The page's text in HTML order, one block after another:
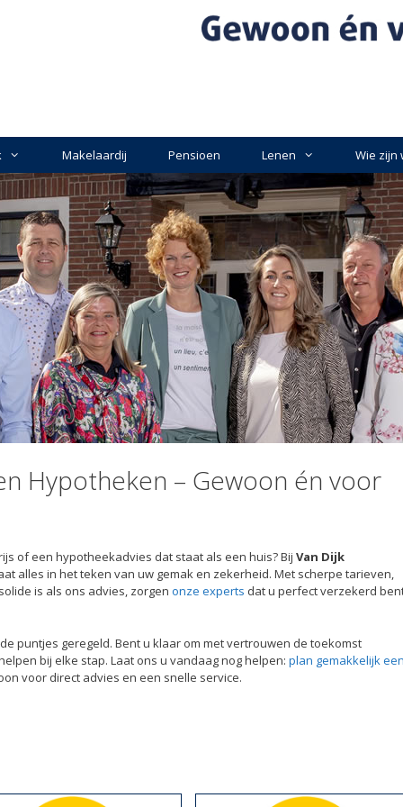
Makelaardij Pensioen Lenen Wie zijn
Hypotheken – Gewoon én voor
of een hypotheekadvies dat staat als een huis? Bij Van Dijk
alles in het teken van uw gemak en zekerheid. Met scherpe tarieven,
is als ons advies, zorgen onze experts dat u perfect verzekerd
puntjes geregeld. Bent u klaar om met vertrouwen de toekomst
bij elke stap. Laat ons u vandaag nog helpen: plan gemakkelijk
voor direct advies en een snelle service.